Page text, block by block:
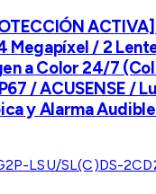
Megapíxel / 2
a Color 24/7
/ ACUSENSE /
y Alarma
LSU/SL(C)DS-